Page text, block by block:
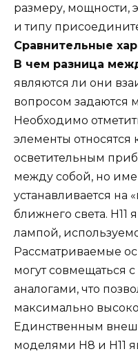
размеру, мощности,
и типу
Сравнительные
В чем разница
являются ли они
вопросом задаются
Необходимо
элементы относятся
осветительным
между собой, но
устанавливается на
ближнего света. Н11
лампой,
Рассматриваемые
могут совмещаться
аналогами, что
максимально
Единственным
моделями Н8 и Н11